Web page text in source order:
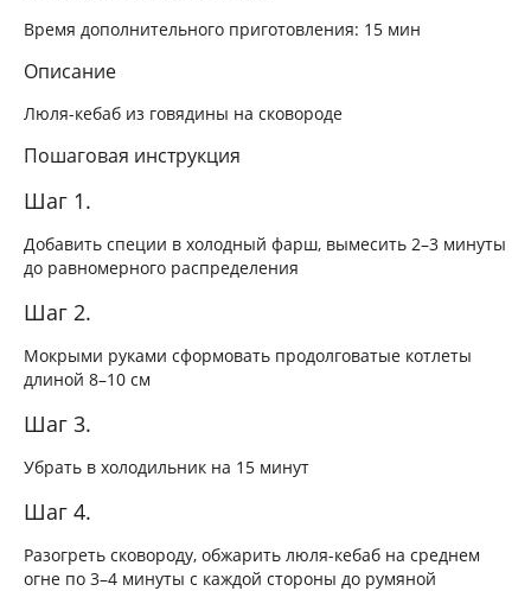
Время дополнительного приготовления: 15 мин
Описание
Люля-кебаб из говядины на сковороде
Пошаговая инструкция
Шаг 1.
Добавить специи в холодный фарш, вымесить 2–3 минуты
до равномерного распределения
Шаг 2.
Мокрыми руками сформовать продолговатые котлеты
длиной 8–10 см
Шаг 3.
Убрать в холодильник на 15 минут
Шаг 4.
Разогреть сковороду, обжарить люля-кебаб на среднем
огне по 3–4 минуты с каждой стороны до румяной